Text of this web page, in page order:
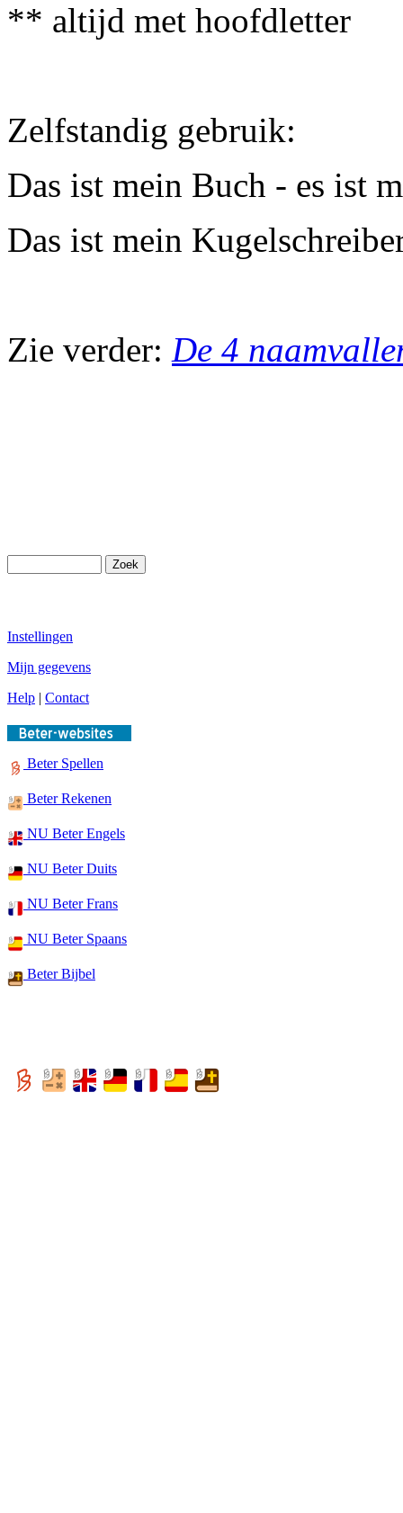
** altijd met hoofdletter
Zelfstandig gebruik:
Das ist mein Buch - es ist
Das ist mein
Zie verder: De 4
Instellingen
Mijn gegevens
Help | Contact
Beter Spellen
Beter Rekenen
NU Beter Engels
NU Beter Duits
NU Beter Frans
NU Beter Spaans
Beter Bijbel